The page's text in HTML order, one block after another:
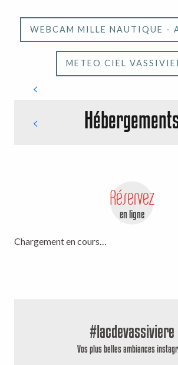
WEBCAM MILLE NAUTIQUE -
METEO CIEL
Réservez
en ligne
Chargement en cours…
#lacdevassiviere
Vos plus belles ambiances